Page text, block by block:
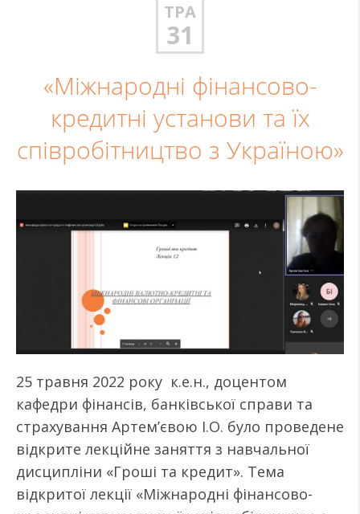
ТРА
31
«Міжнародні фінансово-
кредитні установи та їх
співробітництво з Україною»
25 травня 2022 року к.е.н., доцентом
кафедри фінансів, банківської справи та
страхування Артем’євою І.О. було проведене
відкрите лекційне заняття з навчальної
дисципліни «Гроші та кредит». Тема
відкритої лекції «Міжнародні фінансово-